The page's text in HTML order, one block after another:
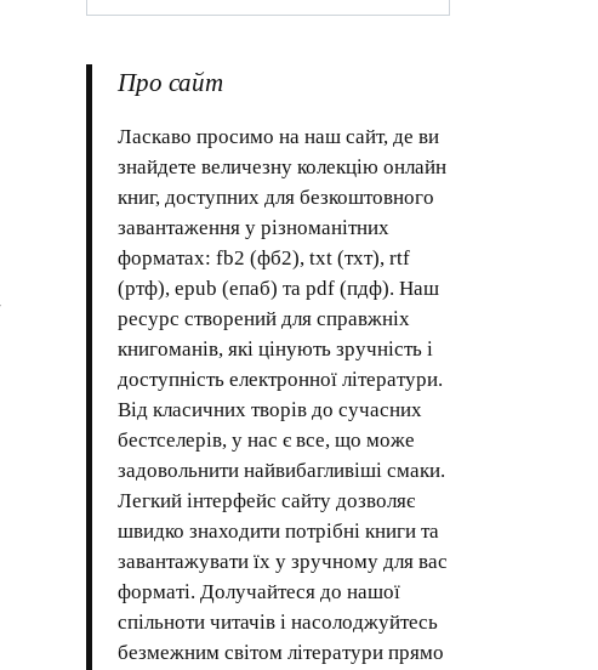
Про сайт
Ласкаво просимо на наш сайт, де ви
знайдете величезну колекцію онлайн
книг, доступних для безкоштовного
завантаження у різноманітних
форматах: fb2 (фб2), txt (тхт), rtf
(ртф), epub (епаб) та pdf (пдф). Наш
ресурс створений для справжніх
книгоманів, які цінують зручність і
доступність електронної літератури.
Від класичних творів до сучасних
бестселерів, у нас є все, що може
задовольнити найвибагливіші смаки.
Легкий інтерфейс сайту дозволяє
швидко знаходити потрібні книги та
завантажувати їх у зручному для вас
форматі. Долучайтеся до нашої
спільноти читачів і насолоджуйтесь
безмежним світом літератури прямо